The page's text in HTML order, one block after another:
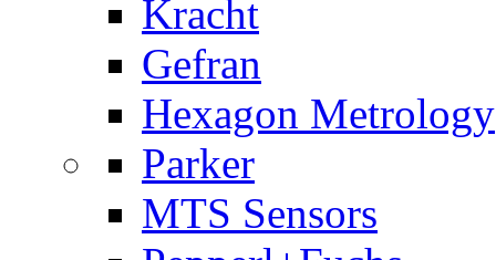
Kracht
Gefran
Hexagon Metrology
Parker
MTS Sensors